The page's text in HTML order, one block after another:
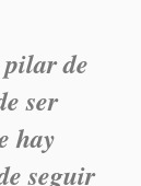
de
ser
hay
seguir